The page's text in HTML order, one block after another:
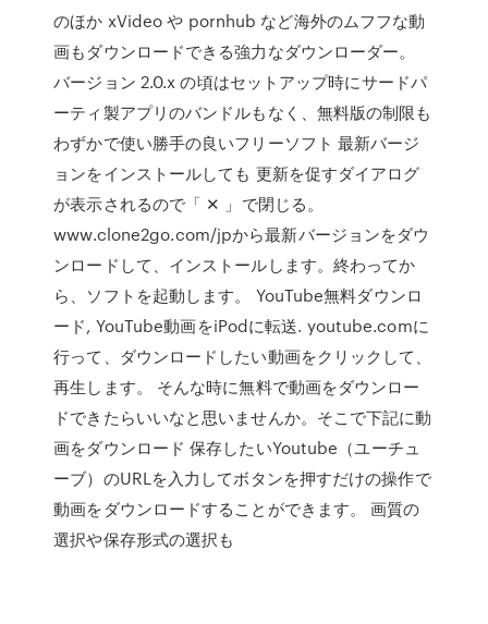
のほか xVideo や pornhub など海外のムフフな動
画もダウンロードできる強力なダウンローダー。
バージョン 2.0.x の頃はセットアップ時にサードパ
ーティ製アプリのバンドルもなく、無料版の制限も
わずかで使い勝手の良いフリーソフト 最新バージ
ョンをインストールしても 更新を促すダイアログ
が表示されるので「 ✕ 」で閉じる。
www.clone2go.com/jpから最新バージョンをダウ
ンロードして、インストールします。終わってか
ら、ソフトを起動します。 YouTube無料ダウンロ
ード, YouTube動画をiPodに転送. youtube.comに
行って、ダウンロードしたい動画をクリックして、
再生します。 そんな時に無料で動画をダウンロー
ドできたらいいなと思いませんか。そこで下記に動
画をダウンロード 保存したいYoutube（ユーチュ
ーブ）のURLを入力してボタンを押すだけの操作で
動画をダウンロードすることができます。 画質の
選択や保存形式の選択も